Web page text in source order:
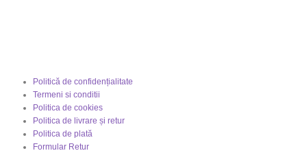
Politică de confidențialitate
Termeni si conditii
Politica de cookies
Politica de livrare și retur
Politica de plată
Formular Retur